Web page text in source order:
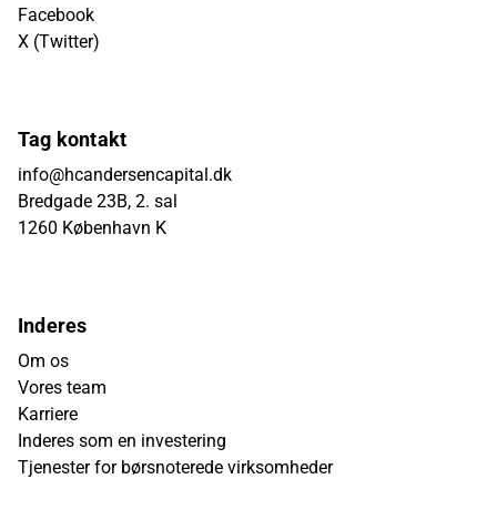
Facebook
X (Twitter)
Tag kontakt
info@hcandersencapital.dk
Bredgade 23B, 2. sal
1260 København K
Inderes
Om os
Vores team
Karriere
Inderes som en investering
Tjenester for børsnoterede virksomheder